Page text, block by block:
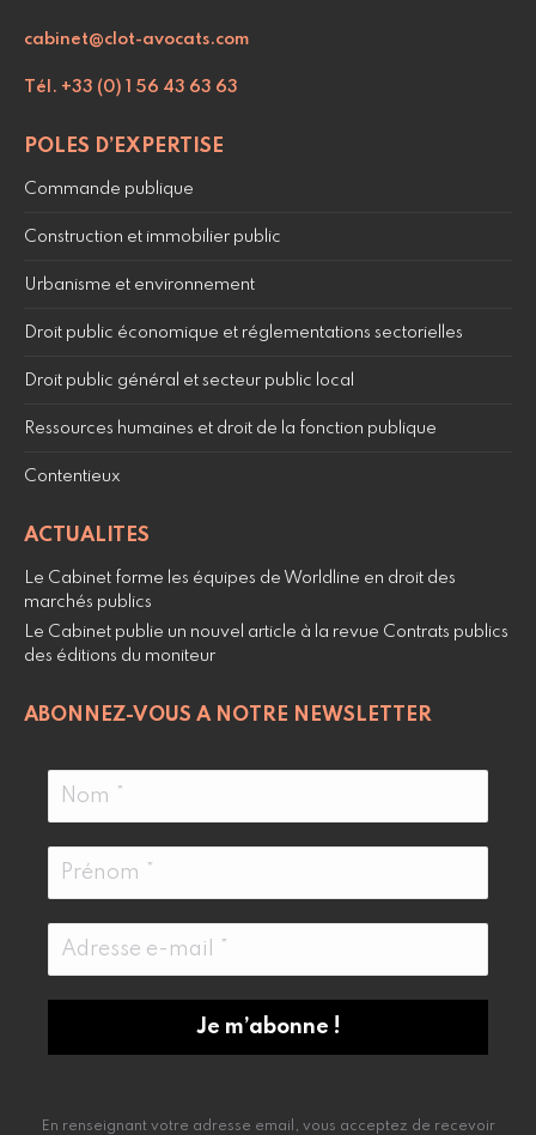
cabinet@clot-avocats.com
Tél. +33 (0) 1 56 43 63 63
POLES D’EXPERTISE
Commande publique
Construction et immobilier public
Urbanisme et environnement
Droit public économique et réglementations sectorielles
Droit public général et secteur public local
Ressources humaines et droit de la fonction publique
Contentieux
ACTUALITES
Le Cabinet forme les équipes de Worldline en droit des
marchés publics
Le Cabinet publie un nouvel article à la revue Contrats publics
des éditions du moniteur
ABONNEZ-VOUS A NOTRE NEWSLETTER
En renseignant votre adresse email, vous acceptez de recevoir